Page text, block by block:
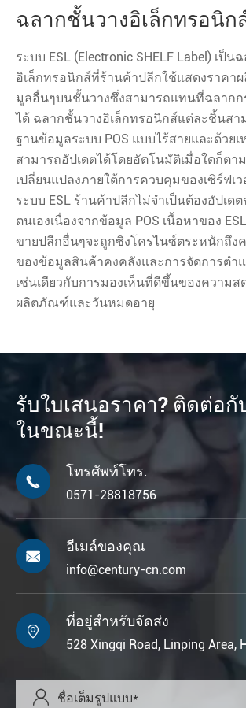
ฉลากชั้นวางอิเล็กทรอนิก
ระบบ ESL (Electronic SHELF Label) เป็
อิเล็กทรอนิกส์ที่ร้านค้าปลีกใช้แสดงราค
มูลอื่นๆบนชั้นวางซึ่งสามารถแทนที่ฉลากก
ได้ ฉลากชั้นวางอิเล็กทรอนิกส์แต่ละชิ้นสา
ฐานข้อมูลระบบ POS แบบไร้สายและด้วย
สามารถอัปเดตได้โดยอัตโนมัติเมื่อใดก็ต
เปลี่ยนแปลงภายใต้การควบคุมของเซิร์ฟเว
ระบบ ESL ร้านค้าปลีกไม่จำเป็นต้องอัปเด
ตนเองเนื่องจากข้อมูล POS เนื้อหาของ
ขายปลีกอื่นๆจะถูกซิงโครไนซ์ตระหนักถึง
ของข้อมูลสินค้าคงคลังและการจัดการตำ
เช่นเดียวกับการมองเห็นที่ดีขึ้นของความส
ผลิตภัณฑ์และวันหมดอายุ
รับใบเสนอราคา? ติดต่อ
ในขณะนี้!

โทรศัพท์โทร.
0571-28818756

อีเมล์ของคุณ
info@century-cn.com

ที่อยู่สำหรับจัดส่ง
528 Xingqi Road, Linping Area,
